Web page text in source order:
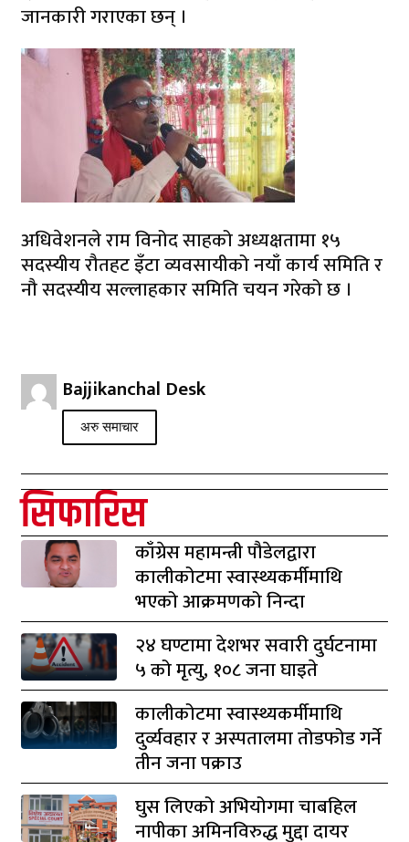
जानकारी गराएका छन् ।
अधिवेशनले राम विनोद साहको अध्यक्षतामा १५
सदस्यीय रौतहट इँटा व्यवसायीको नयाँ कार्य समिति र
नौ सदस्यीय सल्लाहकार समिति चयन गरेको छ ।
Bajjikanchal Desk
अरु समाचार
सिफारिस
काँग्रेस महामन्त्री पौडेलद्वारा
कालीकोटमा स्वास्थ्यकर्मीमाथि
भएको आक्रमणको निन्दा
२४ घण्टामा देशभर सवारी दुर्घटनामा
५ को मृत्यु, १०८ जना घाइते
कालीकोटमा स्वास्थ्यकर्मीमाथि
दुर्व्यवहार र अस्पतालमा तोडफोड गर्ने
तीन जना पक्राउ
घुस लिएको अभियोगमा चाबहिल
नापीका अमिनविरुद्ध मुद्दा दायर